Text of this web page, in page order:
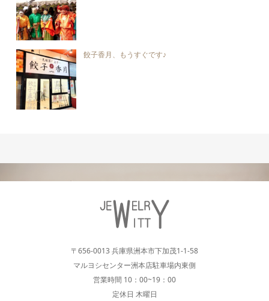
餃子香月、もうすぐです♪
〒656-0013 兵庫県洲本市下加茂1-1-58
マルヨシセンター洲本店駐車場内東側
営業時間 10：00~19：00
定休日 木曜日